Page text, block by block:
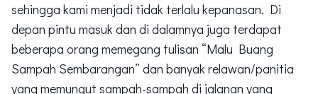
sehingga kami menjadi tidak terlalu kepanasan. Di
depan pintu masuk dan di dalamnya juga terdapat
beberapa orang memegang tulisan “Malu Buang
Sampah Sembarangan” dan banyak relawan/panitia
yang memungut sampah-sampah di jalanan yang